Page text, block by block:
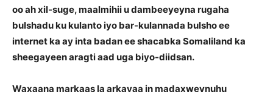
oo ah xil-suge, maalmihii u dambeeyeyna rugaha
bulshadu ku kulanto iyo bar-kulannada bulsho ee
internet ka ay inta badan ee shacabka Somaliland ka
sheegayeen aragti aad uga biyo-diidsan.
Waxaana markaas la arkayaa in madaxweynuhu